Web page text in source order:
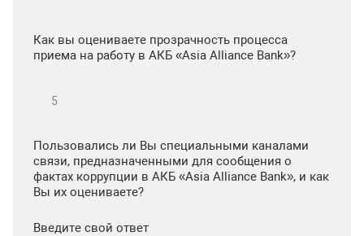
Как вы оцениваете прозрачность процесса
приема на работу в АКБ «Asia Alliance Bank»?
Пользовались ли Вы специальными каналами
связи, предназначенными для сообщения о
фактах коррупции в АКБ «Asia Alliance Bank», и как
Вы их оцениваете?
Введите свой ответ